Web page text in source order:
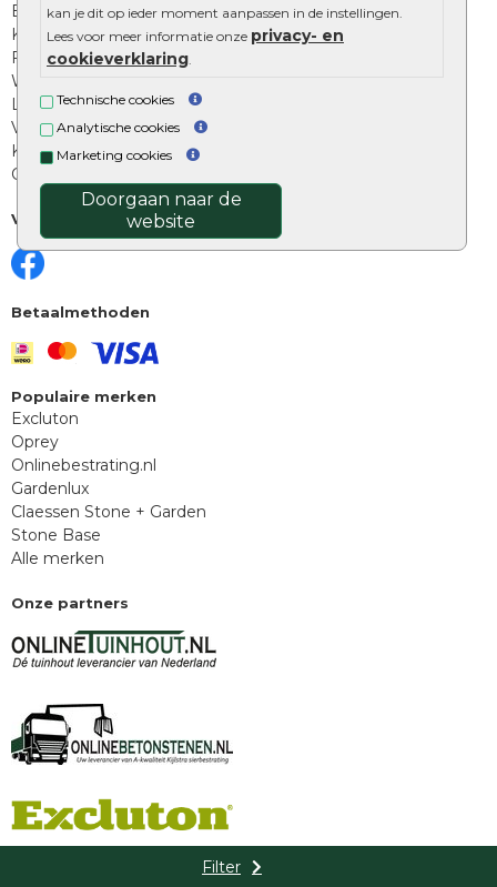
kan je dit op ieder moment aanpassen in de instellingen.
Lees voor meer informatie onze privacy- en
cookieverklaring
Technische cookies
Analytische cookies
Marketing cookies
Doorgaan naar de
website
Filter
Excluton garantie
Klantenbeoordelingen
Foto's en voorbeelden
Workshop bestraten
Legverbanden: verschillende soorten
Voegen van tuintegels
Keramische tegels schoonmaken
Opsluitbanden plaatsen
Volg ons
Betaalmethoden
Populaire merken
Excluton
Oprey
Onlinebestrating.nl
Gardenlux
Claessen Stone + Garden
Stone Base
Alle merken
Onze partners